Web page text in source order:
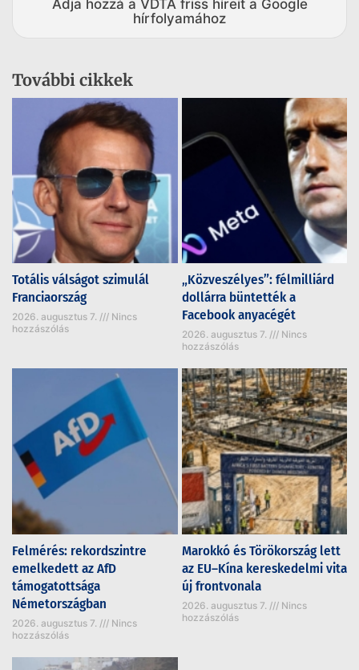
Adja hozzá a VDTA friss híreit a Google
hírfolyamához
További cikkek
Totális válságot szimulál
Franciaország
2026. augusztus 7.
Nincs
hozzászólás
„Közveszélyes”: félmilliárd
dollárra büntették a
Facebook anyacégét
2026. augusztus 7.
Nincs
hozzászólás
Felmérés: rekordszintre
emelkedett az AfD
támogatottsága
Németországban
2026. augusztus 7.
Nincs
hozzászólás
Marokkó és Törökország lett
az EU–Kína kereskedelmi vita
új frontvonala
2026. augusztus 7.
Nincs
hozzászólás